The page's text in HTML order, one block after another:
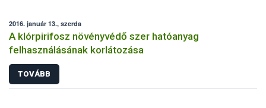
2016. január 13., szerda
A klórpirifosz növényvédő szer hatóanyag
felhasználásának korlátozása
TOVÁBB